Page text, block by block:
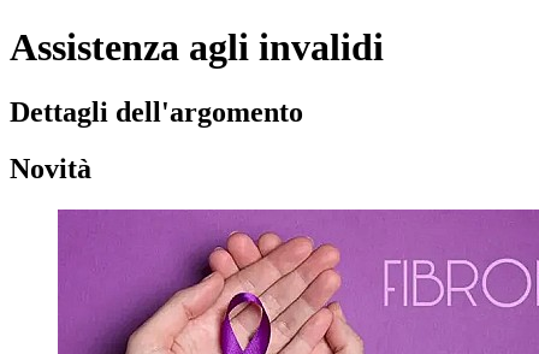
Assistenza agli invalidi
Dettagli dell'argomento
Novità